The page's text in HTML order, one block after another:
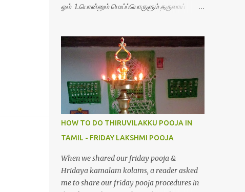
ஓம் 1.பொன்னும் மெய்ப்பொருளும் தருவாய்
4.மூவுலகும் நிறைந்திருந்தாய் போற்றி 5.வரம்பில்
இன்பமாய் வளர்ந்திருந்தாய் போற்றி
6.இயற்கையாய் அறிவொளி ஆனாய் போற்றி
7.ஈரேழுலகம் ஈன்றாய் போற்றி 8.பிறர்வயமாகா
பெரியோய் போற்றி 9.பேரின்பப் பெருக்காய்
பொலிந்தாய் போற்றி 10.பேரருட்கடலாம் பேரரு...
HOW TO DO THIRUVILAKKU POOJA IN
TAMIL - FRIDAY LAKSHMI POOJA
When we shared our friday pooja &
Hridaya kamalam kolams, a reader asked
me to share our friday pooja procedures in